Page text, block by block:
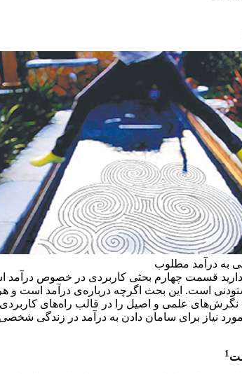
به درآمد مطلوب
قسمت چهارم بحثی کاربردی در خصوص درآمد
است. این بحث اگرچه درباره‌ی درآمد است و
علمی و اصیل را در قالب راه‌های
مورد نیاز برای سامان دادن به درآمد در زندگی
1